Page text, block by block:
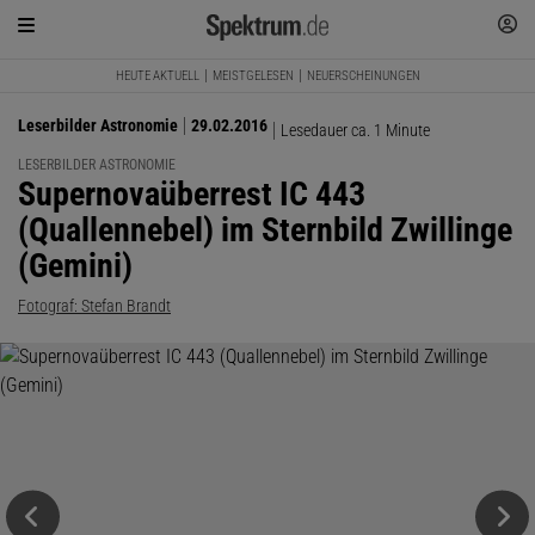
HEUTE AKTUELL MEISTGELESEN NEUERSCHEINUNGEN
Leserbilder Astronomie 29.02.2016 Lesedauer ca. 1 Minute
LESERBILDER ASTRONOMIE
:
Supernovaüberrest IC 443
(Quallennebel) im Sternbild Zwillinge
(Gemini)
Fotograf: Stefan Brandt